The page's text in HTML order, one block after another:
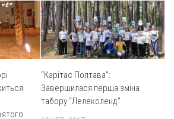
Господнього (м. Кобеляки)
(смт. Білики)
Богородиці (с. Вільховатка)
Андрія Первозванного (с. Засулля)
(с. Деменки)
“Карітас Полтава”:
Завершилася перша зміна
табору “Лелеколенд”